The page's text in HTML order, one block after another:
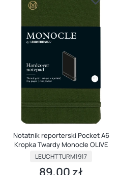
Notatnik reporterski Pocket A6
Kropka Twardy Monocle OLIVE
PRODUCENT
LEUCHTTURM1917
Cena